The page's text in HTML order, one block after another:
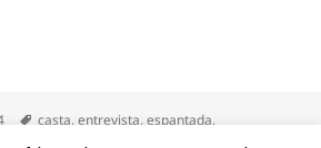
Etiquetas
casta,entrevista,espantada,